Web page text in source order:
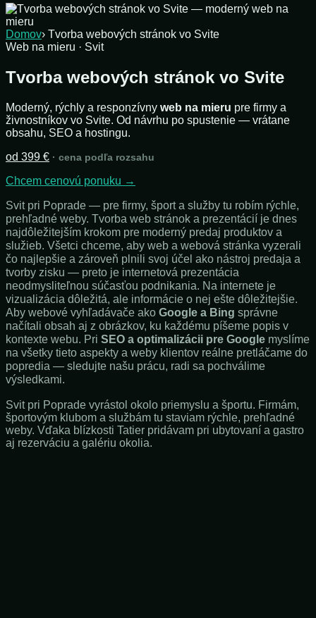
Domov› Tvorba webových stránok vo Svite
Web na mieru · Svit
Tvorba webových stránok vo Svite
Moderný, rýchly a responzívny web na mieru pre firmy a
živnostníkov vo Svite. Od návrhu po spustenie — vrátane
obsahu, SEO a hostingu.
od 399 € · cena podľa rozsahu
Chcem cenovú ponuku →
Svit pri Poprade — pre firmy, šport a služby tu robím rýchle,
prehľadné weby. Tvorba web stránok a prezentácií je dnes
najdôležitejším krokom pre moderný predaj produktov a
služieb. Všetci chceme, aby web a webová stránka vyzerali
čo najlepšie a zároveň plnili svoj účel ako nástroj predaja a
tvorby zisku — preto je internetová prezentácia
neodmysliteľnou súčasťou podnikania. Na internete je
vizualizácia dôležitá, ale informácie o nej ešte dôležitejšie.
Aby webové vyhľadávače ako Google a Bing správne
načítali obsah aj z obrázkov, ku každému píšeme popis v
kontexte webu. Pri SEO a optimalizácii pre Google myslíme
na všetky tieto aspekty a weby klientov reálne pretláčame do
popredia — sledujte našu prácu, radi sa pochválime
výsledkami.
Svit pri Poprade vyrástol okolo priemyslu a športu. Firmám,
športovým klubom a službám tu staviam rýchle, prehľadné
weby. Vďaka blízkosti Tatier pridávam pri ubytovaní a gastro
aj rezerváciu a galériu okolia.